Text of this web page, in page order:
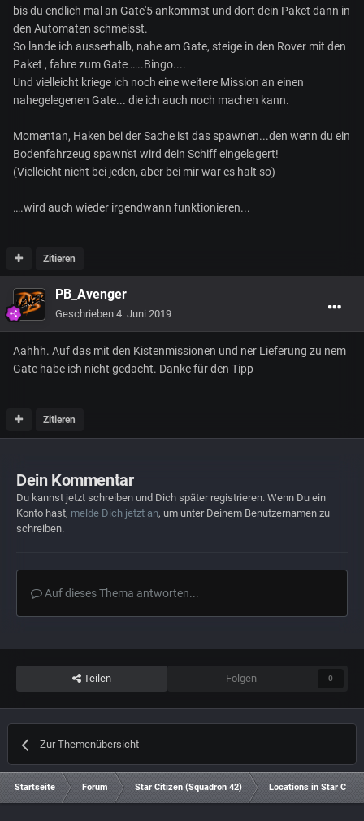
bis du endlich mal an Gate'5 ankommst und dort dein Paket dann in
den Automaten schmeisst.
So lande ich ausserhalb, nahe am Gate, steige in den Rover mit den
Paket , fahre zum Gate …..Bingo....
Und vielleicht kriege ich noch eine weitere Mission an einen
nahegelegenen Gate... die ich auch noch machen kann.
Momentan, Haken bei der Sache ist das spawnen...den wenn du ein
Bodenfahrzeug spawn'st wird dein Schiff eingelagert!
(Vielleicht nicht bei jeden, aber bei mir war es halt so)
….wird auch wieder irgendwann funktionieren...
Zitieren
PB_Avenger
Geschrieben 4. Juni 2019
Aahhh. Auf das mit den Kistenmissionen und ner Lieferung zu nem
Gate habe ich nicht gedacht. Danke für den Tipp
Zitieren
Dein Kommentar
Du kannst jetzt schreiben und Dich später registrieren. Wenn Du ein
Konto hast, melde Dich jetzt an, um unter Deinem Benutzernamen zu
schreiben.
Auf dieses Thema antworten...
Teilen Folgen 0
Zur Themenübersicht
Startseite Forum Star Citizen (Squadron 42) Locations in Star